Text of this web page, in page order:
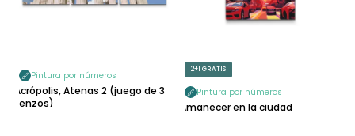
T
O
O
D
U
Pintura por números
Acrópolis, Atenas 2 (juego de 3
lienzos)
2+1 GRATIS
Pintura por números
Amanecer en la ciudad